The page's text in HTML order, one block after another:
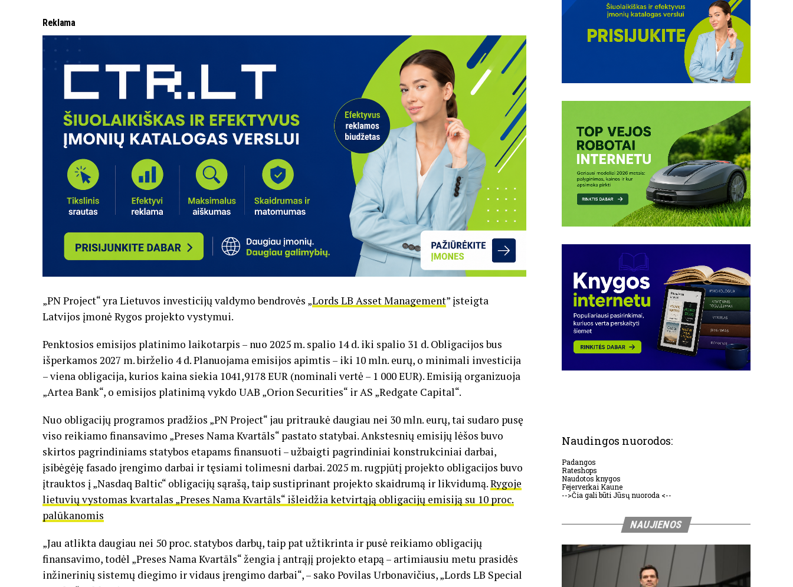
Reklama
„PN Project“ yra Lietuvos investicijų valdymo bendrovės „Lords LB Asset Management” įsteigta
Latvijos įmonė Rygos projekto vystymui.
Penktosios emisijos platinimo laikotarpis – nuo 2025 m. spalio 14 d. iki spalio 31 d. Obligacijos bus
išperkamos 2027 m. birželio 4 d. Planuojama emisijos apimtis – iki 10 mln. eurų, o minimali investicija
– viena obligacija, kurios kaina siekia 1041,9178 EUR (nominali vertė – 1 000 EUR). Emisiją organizuoja
„Artea Bank“, o emisijos platinimą vykdo UAB „Orion Securities“ ir AS „Redgate Capital“.
Nuo obligacijų programos pradžios „PN Project“ jau pritraukė daugiau nei 30 mln. eurų, tai sudaro pusę
viso reikiamo finansavimo „Preses Nama Kvartāls“ pastato statybai. Ankstesnių emisijų lėšos buvo
skirtos pagrindiniams statybos etapams finansuoti – užbaigti pagrindiniai konstrukciniai darbai,
įsibėgėję fasado įrengimo darbai ir tęsiami tolimesni darbai. 2025 m. rugpjūtį projekto obligacijos buvo
įtrauktos į „Nasdaq Baltic“ obligacijų sąrašą, taip sustiprinant projekto skaidrumą ir likvidumą.Rygoje
lietuvių vystomas kvartalas „Preses Nama Kvartāls“ išleidžia ketvirtąją obligacijų emisiją su 10 proc.
palūkanomis
„Jau atlikta daugiau nei 50 proc. statybos darbų, taip pat užtikrinta ir pusė reikiamo obligacijų
finansavimo, todėl „Preses Nama Kvartāls“ žengia į antrąjį projekto etapą – artimiausiu metu prasidės
inžinerinių sistemų diegimo ir vidaus įrengimo darbai“, – sako Povilas Urbonavičius, „Lords LB Special
Naudingos nuorodos:
Padangos
Rateshops
Naudotos knygos
Fejerverkai Kaune
-->Čia gali būti Jūsų nuoroda <--
NAUJIENOS